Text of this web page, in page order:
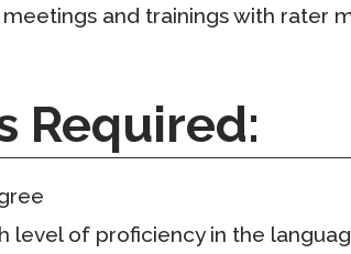
and trainings with rater
Required:
level of proficiency in the